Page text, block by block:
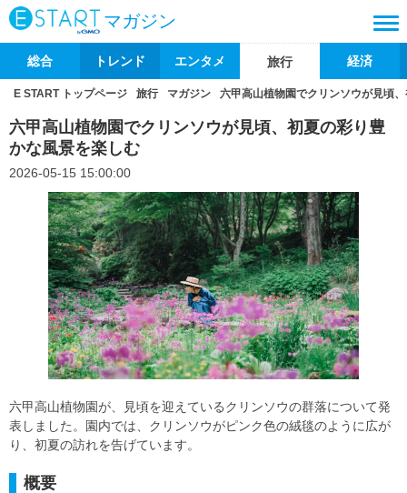
マガジン
総合 トレンド エンタメ 旅行 経済
E START トップページ 旅行 マガジン 六甲高山植物園でクリンソウが見頃
六甲高山植物園でクリンソウが見頃、初夏の彩り豊
かな風景を楽しむ
2026-05-15 15:00:00
六甲高山植物園が、見頃を迎えているクリンソウの群落について発
表しました。園内では、クリンソウがピンク色の絨毯のように広が
り、初夏の訪れを告げています。
概要